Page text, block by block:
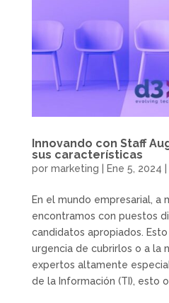
Innovando con Staff
sus características
por marketing Ene 5, 2024
En el mundo empresarial, a
encontramos con puestos
candidatos apropiados.
urgencia de cubrirlos o a la
expertos altamente
de la Información (TI), esto